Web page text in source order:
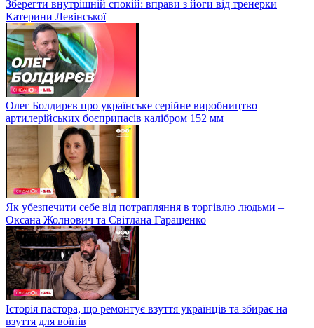
Зберегти внутрішній спокій: вправи з йоги від тренерки
Катерини Левінської
Олег Болдирєв про українське серійне виробництво
артилерійських боєприпасів калібром 152 мм
Як убезпечити себе від потрапляння в торгівлю людьми –
Оксана Жолнович та Світлана Гаращенко
Історія пастора, що ремонтує взуття українців та збирає на
взуття для воїнів